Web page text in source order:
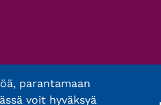
parantamaan
voit hyväksyä